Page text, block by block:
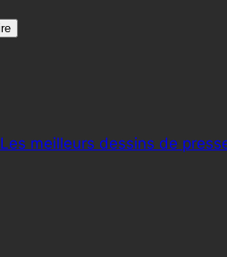
Les meilleurs dessins de